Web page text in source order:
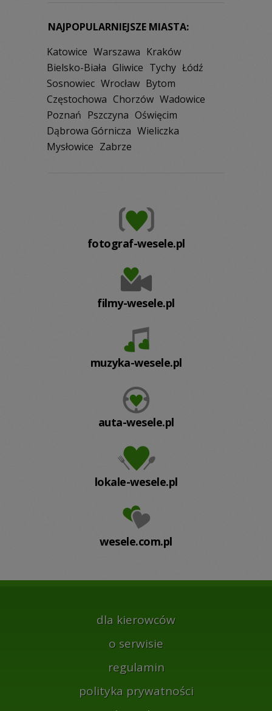
NAJPOPULARNIEJSZE MIASTA:
Katowice Warszawa Kraków
Bielsko-Biała Gliwice Tychy Łódź
Sosnowiec Wrocław Bytom
Częstochowa Chorzów Wadowice
Poznań Pszczyna Oświęcim
Dąbrowa Górnicza Wieliczka
Mysłowice Zabrze
fotograf-wesele.pl
filmy-wesele.pl
muzyka-wesele.pl
auta-wesele.pl
lokale-wesele.pl
wesele.com.pl
dla kierowców
o serwisie
regulamin
polityka prywatności